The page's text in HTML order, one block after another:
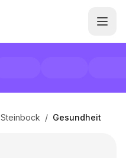
Steinbock / Gesundheit